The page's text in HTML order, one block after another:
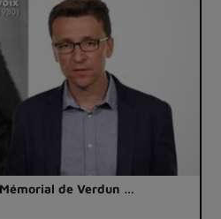
de Verdun …